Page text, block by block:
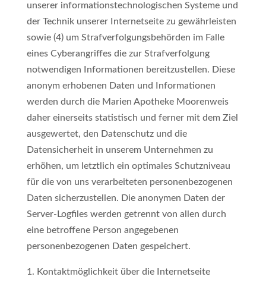
unserer informationstechnologischen Systeme und
der Technik unserer Internetseite zu gewährleisten
sowie (4) um Strafverfolgungsbehörden im Falle
eines Cyberangriffes die zur Strafverfolgung
notwendigen Informationen bereitzustellen. Diese
anonym erhobenen Daten und Informationen
werden durch die Marien Apotheke Moorenweis
daher einerseits statistisch und ferner mit dem Ziel
ausgewertet, den Datenschutz und die
Datensicherheit in unserem Unternehmen zu
erhöhen, um letztlich ein optimales Schutzniveau
für die von uns verarbeiteten personenbezogenen
Daten sicherzustellen. Die anonymen Daten der
Server-Logfiles werden getrennt von allen durch
eine betroffene Person angegebenen
personenbezogenen Daten gespeichert.
Kontaktmöglichkeit über die Internetseite